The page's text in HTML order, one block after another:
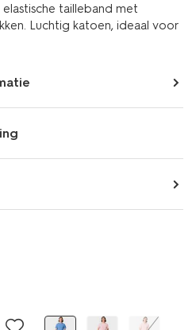
tailleband met
Luchtig katoen, ideaal voor